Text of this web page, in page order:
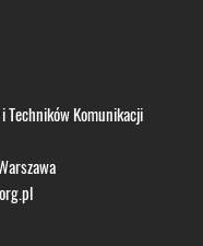
Techników Komunikacji